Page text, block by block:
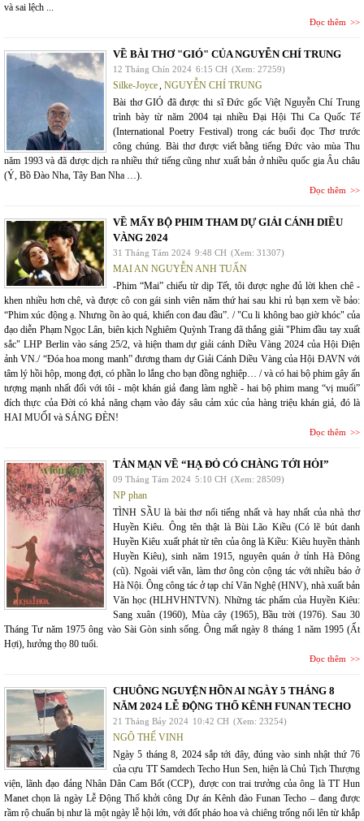
và sai lệch ...
Đọc thêm
VỀ BÀI THƠ "GIÓ" CỦA NGUYỄN CHÍ TRUNG
12 Tháng Chín 2024 6:15 CH (Xem: 27259)
Silke-Joyce, NGUYỄN CHÍ TRUNG
Bài thơ GIÓ đã được thi sĩ Đức gốc Việt Nguyễn Chí Trung
trình bày từ năm 2004 tại nhiều Đại Hội Thi Ca Quốc Tế
(International Poetry Festival) trong các buổi đọc Thơ trước
công chúng. Bài thơ được viết bằng tiếng Đức vào mùa Thu
năm 1993 và đã được dịch ra nhiều thứ tiếng cũng như xuất bản ở nhiều quốc gia Âu châu
(Ý, Bồ Đào Nha, Tây Ban Nha …).
Đọc thêm
VỀ MẤY BỘ PHIM THAM DỰ GIẢI CÁNH DIỀU
VÀNG 2024
31 Tháng Tám 2024 9:48 CH (Xem: 31307)
MAI AN NGUYỄN ANH TUẤN
-Phim “Mai” chiếu từ dịp Tết, tôi được nghe đủ lời khen chê -
khen nhiều hơn chê, và được cô con gái sinh viên năm thứ hai sau khi rủ bạn xem về bảo:
“Phim xúc động ạ. Nhưng ồn ào quá, khiến con đau đầu”. / "Cu li không bao giờ khóc" của
đạo diễn Phạm Ngọc Lân, biên kịch Nghiêm Quỳnh Trang đã thắng giải "Phim đầu tay xuất
sắc" LHP Berlin vào sáng 25/2, và hiện tham dự giải cánh Diều Vàng 2024 của Hội Điện
ảnh VN./ “Đóa hoa mong manh” đương tham dự Giải Cánh Diều Vàng của Hội ĐAVN với
tâm lý hồi hộp, mong đợi, có phần lo lắng cho bạn đồng nghiệp… / và có hai bộ phim gây ấn
tượng mạnh nhất đối với tôi - một khán giả đang làm nghề - hai bộ phim mang “vị muối”
đích thực của Đời có khả năng chạm vào đáy sâu cảm xúc của hàng triệu khán giả, đó là
HAI MUỐI và SÁNG ĐÈN!
Đọc thêm
TẢN MẠN VỀ “HẠ ĐỎ CÓ CHÀNG TỚI HỎI”
09 Tháng Tám 2024 5:10 CH (Xem: 28509)
NP phan
TÌNH SẦU là bài thơ nổi tiếng nhất và hay nhất của nhà thơ
Huyền Kiêu. Ông tên thật là Bùi Lão Kiều (Có lẽ bút danh
Huyền Kiêu xuất phát từ tên của ông là Kiều: Kiêu huyền thành
Huyền Kiêu), sinh năm 1915, nguyên quán ở tỉnh Hà Đông
(cũ). Ngoài viết văn, làm thơ ông còn cộng tác với nhiều báo ở
Hà Nội. Ông công tác ở tạp chí Văn Nghệ (HNV), nhà xuất bản
Văn học (HLHVHNTVN). Những tác phẩm của Huyền Kiêu:
Sang xuân (1960), Mùa cây (1965), Bầu trời (1976). Sau 30
Tháng Tư năm 1975 ông vào Sài Gòn sinh sống. Ông mất ngày 8 tháng 1 năm 1995 (Ất
Hợi), hưởng thọ 80 tuổi.
Đọc thêm
CHUÔNG NGUYỆN HỒN AI NGÀY 5 THÁNG 8
NĂM 2024 LỄ ĐỘNG THỔ KÊNH FUNAN TECHO
21 Tháng Bảy 2024 10:42 CH (Xem: 23254)
NGÔ THẾ VINH
Ngày 5 tháng 8, 2024 sắp tới đây, đúng vào sinh nhật thứ 76
của cựu TT Samdech Techo Hun Sen, hiện là Chủ Tịch Thượng
viện, lãnh đạo đảng Nhân Dân Cam Bốt (CCP), được con trai trưởng của ông là TT Hun
Manet chọn là ngày Lễ Động Thổ khởi công Dự án Kênh đào Funan Techo – đang được
rầm rộ chuẩn bị như là một ngày lễ hội lớn, với đốt pháo hoa và chiêng trống nổi lên từ khắp